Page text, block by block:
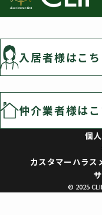
入居者様はこち
仲介業者様は
個
カスタマーハラス
© 2025